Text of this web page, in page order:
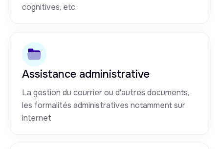
cognitives, etc.
Assistance administrative
La gestion du courrier ou d'autres documents,
les formalités administratives notamment sur
internet